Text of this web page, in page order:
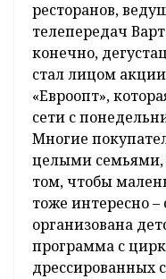
ресторанов,
телепередач
конечно,
стал лицом
«Евроопт»,
сети с
Многие
целыми семьями,
том, чтобы
тоже интересно
организована
программа с
дрессированных